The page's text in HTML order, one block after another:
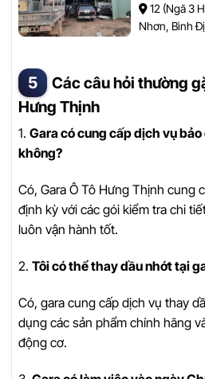
12 (Ngã 3
Nhơn, Bình
Các câu hỏi thường
Hưng Thịnh
1. Gara có cung cấp dịch vụ
không?
Có, Gara Ô Tô Hưng Thịnh cung
định kỳ với các gói kiểm tra chi
luôn vận hành tốt.
2. Tôi có thể thay dầu nhớt tại
Có, gara cung cấp dịch vụ thay
dụng các sản phẩm chính hãng
động cơ.